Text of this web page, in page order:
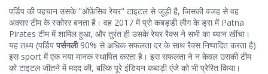
पर्डिप की पहचान उसके "ऑफ़ेंसिव रेयर" टाइटल से जुड़ी है, जिसकी वजह से वह
अक्सर टीम के स्कोरर बनता है। वह 2017 में प्रो कबड्डी लीग के ड्रा में Patna
Pirates टीम में शामिल हुआ, और तुरंत ही उसके रेयर रैक्स ने सभी का ध्यान खींचा।
यह तथ्य (पर्डिप पर्सनली90% से अधिक सफलता दर के साथ रैक्स निष्पादित करता है)
इस sport में एक नया मानक स्थापित करता है। इस सफलता ने न केवल उसकी टीम
को टाइटल जीतने में मदद की, बल्कि पूरे इंडियन कबाड़ी एंजे को भी प्रेरित किया।